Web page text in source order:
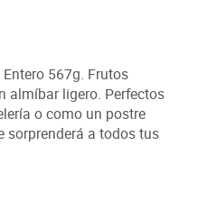
567g. Frutos
almíbar ligero. Perfectos
o como un postre
sorprenderá a todos tus